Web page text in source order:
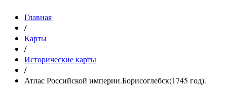
Главная
/
Карты
/
Исторические карты
/
Атлас Российской империи.Борисоглебск(1745 год).